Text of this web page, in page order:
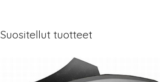
Suositellut tuotteet